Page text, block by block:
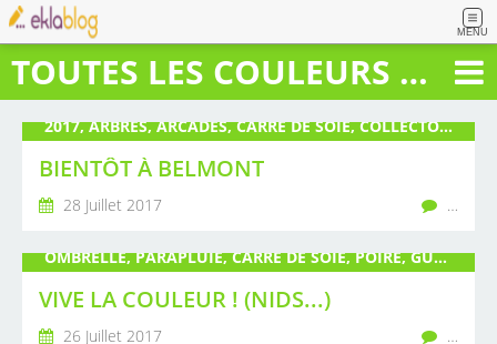
MENU
TOUTES LES COULEURS DU BONHEUR
2017, ARBRES, ARCADES, CARRÉ DE SOIE, COLLECTOR, EXPOSITION, GUALLINO, PARAPLUIE, PAYS ROANNAIS, POIRÉ, SCULPTURE, TIRAGE LIMITÉ, TOILE
BIENTÔT À BELMONT
28 Juillet 2017 …
OMBRELLE, PARAPLUIE, CARRÉ DE SOIE, POIRÉ, GUALLINO, GOODIES
VIVE LA COULEUR ! (NIDS...)
26 Juillet 2017 …